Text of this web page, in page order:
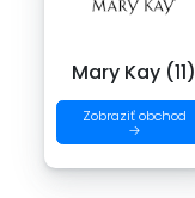
Mary Kay (11)
Zobraziť obchod
→